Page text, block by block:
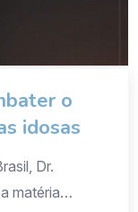
o
idosas
Dr.
matéria